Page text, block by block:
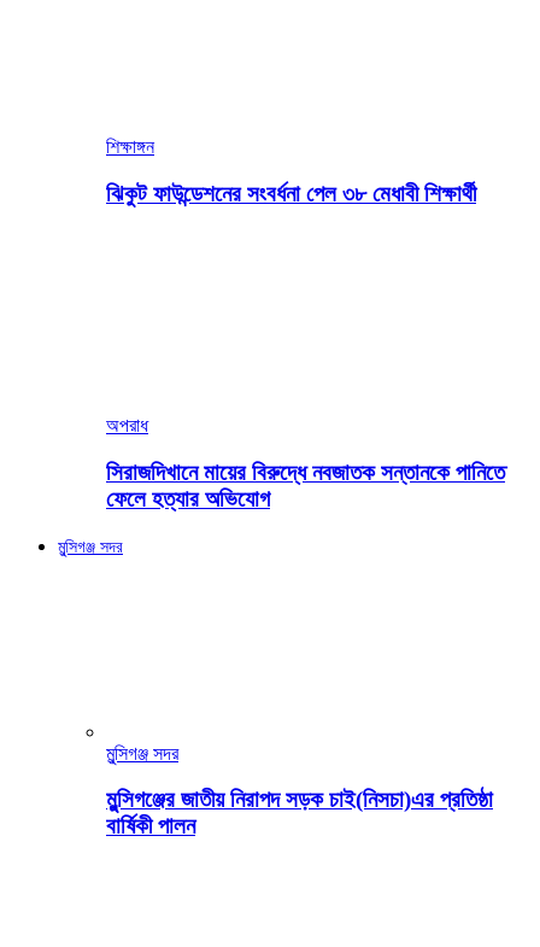
শিক্ষাঙ্গন
ঝিকুট ফাউন্ডেশনের সংবর্ধনা পেল ৩৮ মেধাবী শিক্ষার্থী
অপরাধ
সিরাজদিখানে মায়ের বিরুদ্ধে নবজাতক সন্তানকে পানিতে
ফেলে হত্যার অভিযোগ
মুন্সিগঞ্জ সদর
মুন্সিগঞ্জ সদর
মুন্সিগঞ্জের জাতীয় নিরাপদ সড়ক চাই(নিসচা)এর প্রতিষ্ঠা
বার্ষিকী পালন